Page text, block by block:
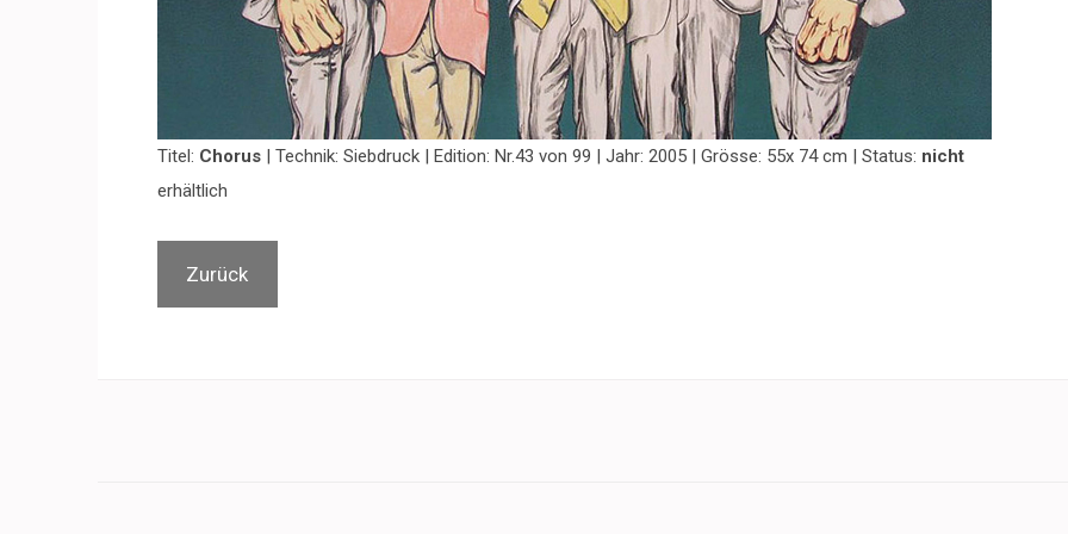
Titel: Chorus | Technik: Siebdruck | Edition: Nr.43 von 99 | Jahr: 2005 | Grösse: 55x 74 cm | Status: nicht
erhältlich
Zurück